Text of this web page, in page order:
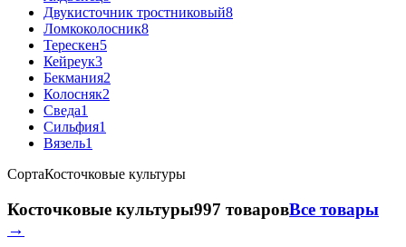
Двукисточник тростниковый8
Ломкоколосник8
Терескен5
Кейреук3
Бекмания2
Колосняк2
Сведа1
Сильфия1
Вязель1
СортаКосточковые культуры
Косточковые культуры997 товаровВсе товары
→